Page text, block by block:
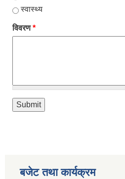
स्वास्थ्य
विवरण*
बजेट तथा कार्यक्रम